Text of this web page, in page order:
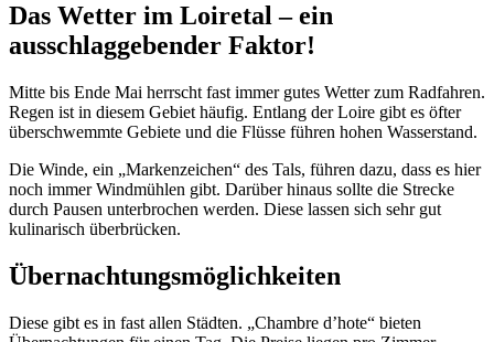
Das Wetter im Loiretal – ein
ausschlaggebender Faktor!
Mitte bis Ende Mai herrscht fast immer gutes Wetter zum Radfahren.
Regen ist in diesem Gebiet häufig. Entlang der Loire gibt es öfter
überschwemmte Gebiete und die Flüsse führen hohen Wasserstand.
Die Winde, ein „Markenzeichen“ des Tals, führen dazu, dass es hier
noch immer Windmühlen gibt. Darüber hinaus sollte die Strecke
durch Pausen unterbrochen werden. Diese lassen sich sehr gut
kulinarisch überbrücken.
Übernachtungsmöglichkeiten
Diese gibt es in fast allen Städten. „Chambre d’hote“ bieten